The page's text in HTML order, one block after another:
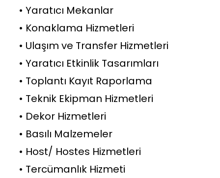
• Yaratıcı Mekanlar
• Konaklama Hizmetleri
• Ulaşım ve Transfer Hizmetleri
• Yaratıcı Etkinlik Tasarımları
• Toplantı Kayıt Raporlama
• Teknik Ekipman Hizmetleri
• Dekor Hizmetleri
• Basılı Malzemeler
• Host/ Hostes Hizmetleri
• Tercümanlık Hizmeti